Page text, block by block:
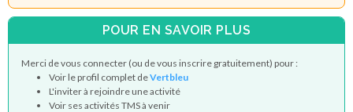
POUR EN SAVOIR PLUS
Merci de vous connecter (ou de vous inscrire gratuitement) pour :
Voir le profil complet deVertbleu
L'inviter à rejoindre une activité
Voir ses activités TMS à venir